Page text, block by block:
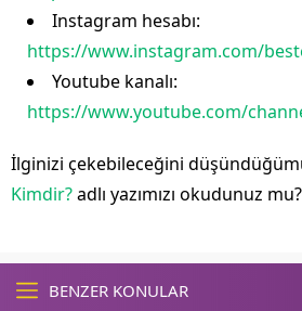
Instagram hesabı:
https://www.instagram.com/
Youtube kanalı:
https://www.youtube.com/
İlginizi çekebileceğini
Kimdir?adlı yazımızı okudunuz mu?
BENZER KONULAR